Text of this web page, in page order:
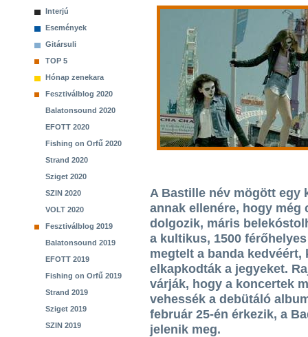
Interjú
Események
Gitársuli
TOP 5
Hónap zenekara
Fesztiválblog 2020
Balatonsound 2020
EFOTT 2020
Fishing on Orfű 2020
Strand 2020
Sziget 2020
SZIN 2020
VOLT 2020
Fesztiválblog 2019
Balatonsound 2019
EFOTT 2019
Fishing on Orfű 2019
Strand 2019
Sziget 2019
SZIN 2019
A Bastille név mögött egy
annak ellenére, hogy még
dolgozik, máris
a kultikus, 1500
megtelt a banda
elkapkodták a jegyeket.
várják, hogy a koncertek
vehessék a debütáló
február 25-én érkezik, a
jelenik meg.